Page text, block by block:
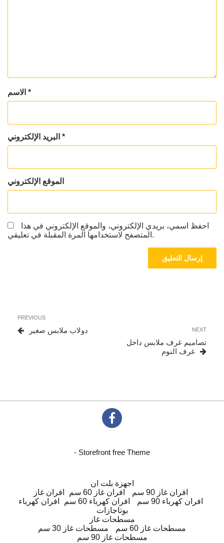
*
*
الموقع الإلكتروني
احفظ اسمي، بريدي الإلكتروني، والموقع الإلكتروني في هذا
المتصفح لاستخدامها المرة المقبلة في تعليقي.
المقالات
Previous
Post
PREVIOUS
دولاب ملابس صغير
Next
NEXT
تصاميم غرف ملابس داخل
غرف النوم
- Storefront free Theme
اجهزة بلت ان
افران غاز
افران غاز 60 سم
افران غاز 90 سم
افران كهرباء
افران كهرباء 60 سم
افران كهرباء 90 سم
بوتاجازات
مسطحات غاز
مسطحات غاز 30 سم
مسطحات غاز 60 سم
مسطحات غاز 90 سم